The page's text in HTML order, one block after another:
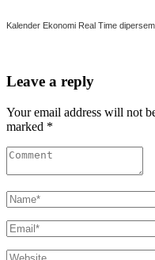
Kalender Ekonomi Real Time
Leave a reply
Your email address will not
marked *